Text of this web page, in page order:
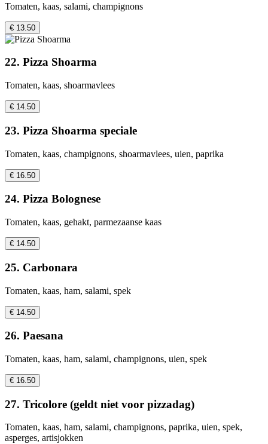
Tomaten, kaas, salami, champignons
€ 13.50
22. Pizza Shoarma
Tomaten, kaas, shoarmavlees
€ 14.50
23. Pizza Shoarma speciale
Tomaten, kaas, champignons, shoarmavlees, uien, paprika
€ 16.50
24. Pizza Bolognese
Tomaten, kaas, gehakt, parmezaanse kaas
€ 14.50
25. Carbonara
Tomaten, kaas, ham, salami, spek
€ 14.50
26. Paesana
Tomaten, kaas, ham, salami, champignons, uien, spek
€ 16.50
27. Tricolore (geldt niet voor pizzadag)
Tomaten, kaas, ham, salami, champignons, paprika, uien, spek,
asperges, artisjokken